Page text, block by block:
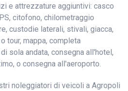
e attrezzature aggiuntivi: casco
citofono, chilometraggio
custodie laterali, stivali, giacca,
tour, mappa, completa
sola andata, consegna all'hotel,
o consegna all'aeroporto.
noleggiatori di veicoli a Agropoli